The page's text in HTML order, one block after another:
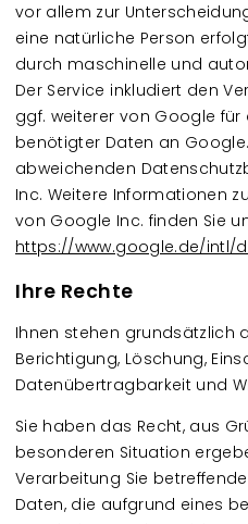
vor allem zur
eine natürliche Person
durch maschinelle und
Der Service inkludiert den
ggf. weiterer von Google für
benötigter Daten an
abweichenden
Inc. Weitere Informationen
von Google Inc. finden Sie
https://www.google.de/intl/
Ihre Rechte
Ihnen stehen grundsätzlich
Berichtigung, Löschung,
Datenübertragbarkeit und
Sie haben das Recht, aus
besonderen Situation
Verarbeitung Sie
Daten, die aufgrund eines